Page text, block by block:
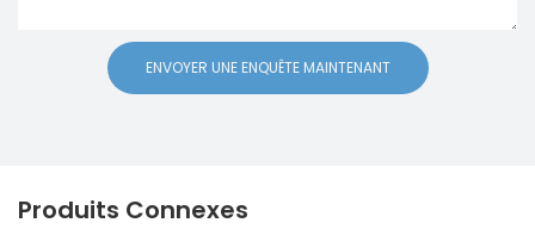
ENVOYER UNE ENQUÊTE MAINTENANT
Produits Connexes